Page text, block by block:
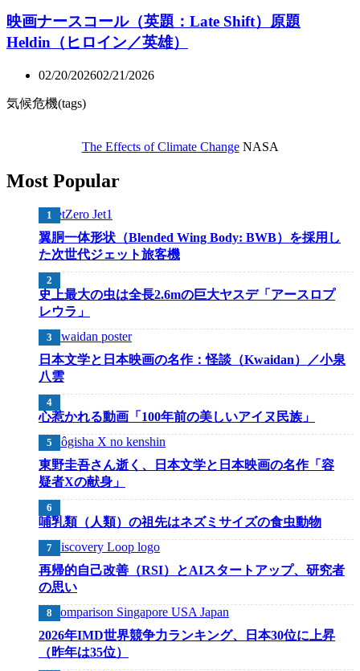
映画ナースコール（英題：Late Shift）原題
Heldin（ヒロイン／英雄）
02/20/202602/21/2026
気候危機(tags)
The Effects of Climate ChangeNASA
Most Popular
翼胴一体形状（Blended Wing Body: BWB）を採用し
た次世代ジェット旅客機
史上最大の虫は全長2.6mの巨大ヤスデ「アースロプ
レウラ」
日本文学と日本映画の名作：怪談（Kwaidan）／小泉
八雲
心惹かれる動画「100年前の美しいアイヌ民族」
東野圭吾さん逝く、日本文学と日本映画の名作「容
疑者Xの献身」
哺乳類（人類）の祖先はネズミサイズの食虫動物
再帰的自己改善（RSI）とAIスタートアップ、研究者
の思い
2026年IMD世界競争力ランキング、日本30位に上昇
（昨年は35位）